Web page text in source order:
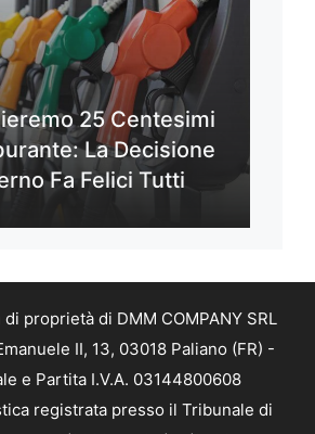
25 Centesimi
La Decisione
Fa Felici Tutti
proprietà di DMM COMPANY SRL
II, 13, 03018 Paliano (FR) -
e Partita I.V.A. 03144800608
registrata presso il Tribunale di